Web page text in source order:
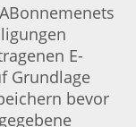
E-
Grundlage
bevor